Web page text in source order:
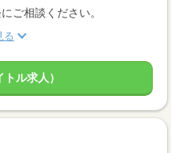
ご相談ください。
る
ル求人）